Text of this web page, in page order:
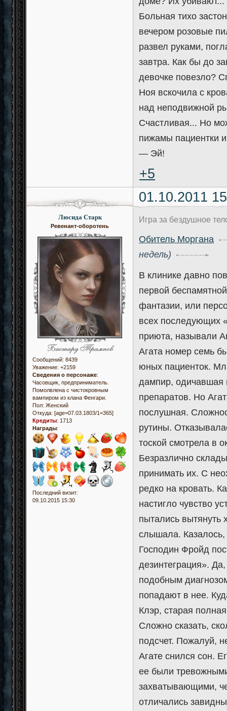
Больная тихо
вечером розовые
развел руками,
завтра. Как бы до
девочке повезло?
Ноя вскочила с
над неподвижной
Счастливая... Но
пижамы пациентки
— Эй!
+5
01.10.2011
Люсида Старк
Ревенант-оборотень
Сообщений: 8439
Уважение: +2159
Сведения о персонаже:
Часовщик, предприниматель.
Помолвлена с чистокровным
вампиром из клана Фенгари.
Пол: Женский
Откуда: [age=07.03.1803/1=365]
Кредиты: 1713
Награды:
Последний визит:
09.10.2015 15:30
Игра за бездушное
Обитель Моргана
недель)
В клинике давно
первой
фантазии, или
всех последующих
приюта, называли
Агата номер семь
юных пациенток.
дампир, одичавшая
препаратов. Но
послушная.
рутины.
тоской смотрела в
Безразлично
принимать их. С
редко на кровать.
настигло чувство
пытались вытянуть
слышала. Казалось,
Господин Фройд
дезинтеграция».
подобным
попадают в нее.
Клэр, старая
Сложно сказать,
подсчет. Пожалуй,
Агате снился сон.
ее были
захватывающими,
отличались